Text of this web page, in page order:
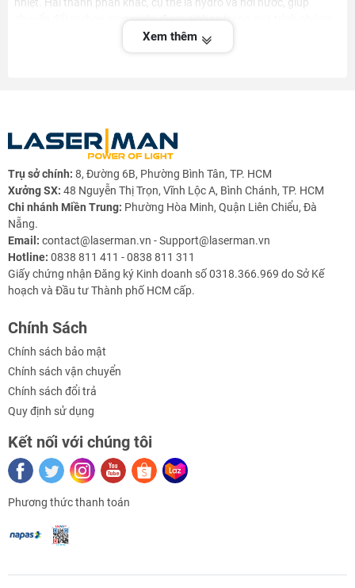
chuyển đổi carbon monoxide, được sinh ra trong quá trình phóng
điện, thành carbon dioxide.Xem thêm
Trụ sở chính: 8, Đường 6B, Phường Bình Tân, TP. HCM
Xưởng SX: 48 Nguyễn Thị Trọn, Vĩnh Lộc A, Bình Chánh, TP. HCM
Chi nhánh Miền Trung: Phường Hòa Minh, Quận Liên Chiểu, Đà
Nẵng.
Email: contact@laserman.vn - Support@laserman.vn
Hotline: 0838 811 411 - 0838 811 311
Giấy chứng nhận Đăng ký Kinh doanh số 0318.366.969 do Sở Kế
hoạch và Đầu tư Thành phố HCM cấp.
Chính Sách
Chính sách bảo mật
Chính sách vận chuyển
Chính sách đổi trả
Quy định sử dụng
Kết nối với chúng tôi
Phương thức thanh toán